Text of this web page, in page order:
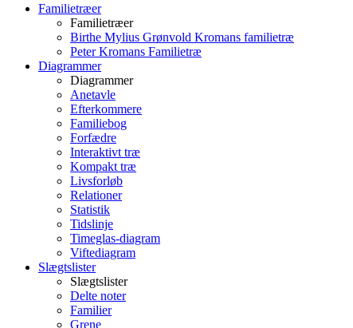
Familietræer
Familietræer
Birthe Mylius Grønvold Kromans familietræ
Peter Kromans Familietræ
Diagrammer
Diagrammer
Anetavle
Efterkommere
Familiebog
Forfædre
Interaktivt træ
Kompakt træ
Livsforløb
Relationer
Statistik
Tidslinje
Timeglas-diagram
Viftediagram
Slægtslister
Slægtslister
Delte noter
Familier
Grene